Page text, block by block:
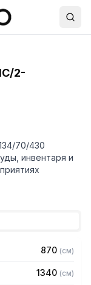
2-
70/430
инвентаря и
средствам и
870 (см)
1340 (см)